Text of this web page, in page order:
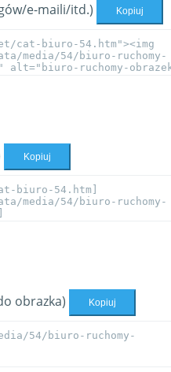
e-maili/itd.) Kopiuj
Kopiuj
obrazka) Kopiuj